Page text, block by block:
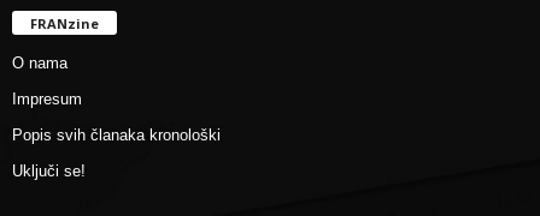
FRANzine
O nama
Impresum
Popis svih članaka kronološki
Uključi se!